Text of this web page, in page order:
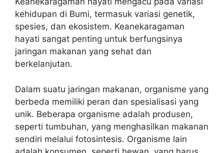
kehidupan di Bumi, termasuk variasi genetik,
spesies, dan ekosistem. Keanekaragaman
hayati sangat penting untuk berfungsinya
jaringan makanan yang sehat dan
berkelanjutan.
Dalam suatu jaringan makanan, organisme yang
berbeda memiliki peran dan spesialisasi yang
unik. Beberapa organisme adalah produsen,
seperti tumbuhan, yang menghasilkan makanan
sendiri melalui fotosintesis. Organisme lain